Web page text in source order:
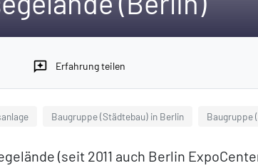
reviews Erfahrung teilen
Baugruppe (Städtebau) in Berlin Baugruppe
(seit 2011 auch Berlin